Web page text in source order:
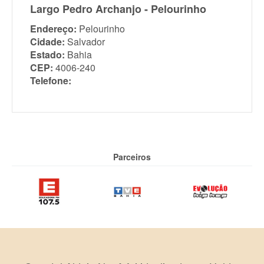
Largo Pedro Archanjo - Pelourinho
Endereço: Pelourinho
Cidade: Salvador
Estado: Bahia
CEP: 4006-240
Telefone:
Parceiros